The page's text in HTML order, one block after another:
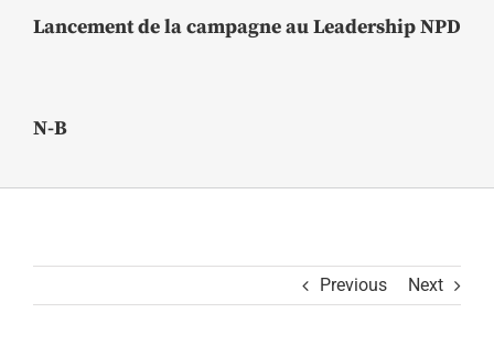
Lancement de la campagne au Leadership NPD
N-B
Previous Next